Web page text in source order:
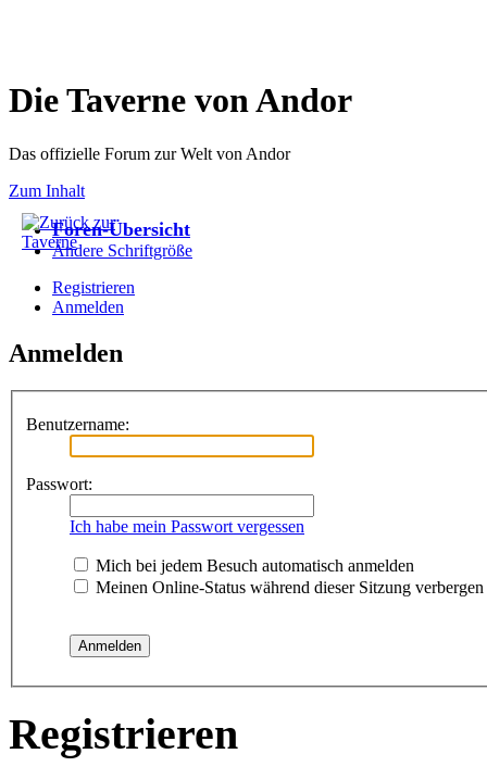
Die Taverne von Andor
Das offizielle Forum zur Welt von Andor
Zum Inhalt
Foren-Übersicht
Ändere Schriftgröße
Registrieren
Anmelden
Anmelden
Benutzername:
Passwort:
Ich habe mein Passwort vergessen
Mich bei jedem Besuch automatisch anmelden
Meinen Online-Status während dieser Sitzung verbergen
Registrieren